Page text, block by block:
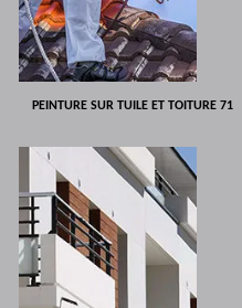
PEINTURE SUR TUILE ET TOITURE 71